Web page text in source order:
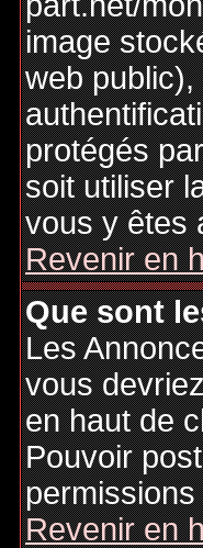
image
web
protégés
soit utiliser
vous y êtes
Revenir en
Que sont
Les
vous
en haut de
Pouvoir
Revenir en